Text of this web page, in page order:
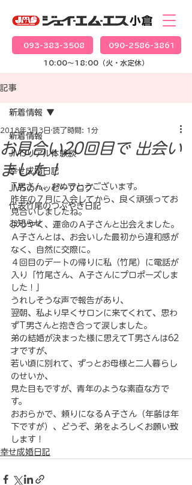
093-383-3508 090-2586-3861
10:00～18:00（火・水定休）
記事
新着情報
JMSリアル体験談
幸せ成婚日記
JMSのハッピーブログ
代表竹尾のつぶやき日記
お知らせ
新着情報
お見合い20回目で 出会い
ました！
2018年3月3日 読了時間: 1分
T男さん、おめでとうございます。
昨年の７月に入会してから、良く頑張ってお
見合いしましたね。
ようやく、運命のＡ子さんと出会えました。
Ａ子さんとは、お会いした最初から違和感が
なく、自然に交際に。
４回目のデートの帰りに私（竹尾）に電話が
入り「竹尾さん、Ａ子さんにプロポーズしま
した！」
うれしそうな声で報告があり、
翌朝、私より早くサロンに来てくれて、思わ
ずT男さんと抱き合って涙しました。
弟の結婚が決まった様に思えてT男さんは62
才ですが、
若い頃に別れて、ずっとお母様と二人暮らし
のせいか、
見た目もですが、青年のような素直な方で
す。
おおらかで、頼りになるＡ子さん（年齢は年
下ですが）、どうぞ、弟をよろしくお願い致
します！
幸せ成婚日記